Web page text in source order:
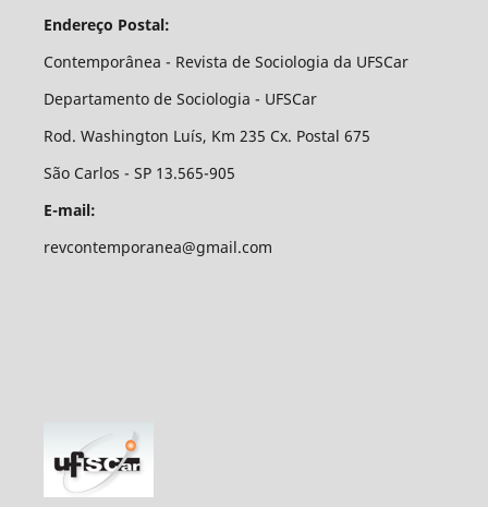
Endereço Postal:
Contemporânea - Revista de Sociologia da UFSCar
Departamento de Sociologia - UFSCar
Rod. Washington Luís, Km 235 Cx. Postal 675
São Carlos - SP 13.565-905
E-mail:
revcontemporanea@gmail.com